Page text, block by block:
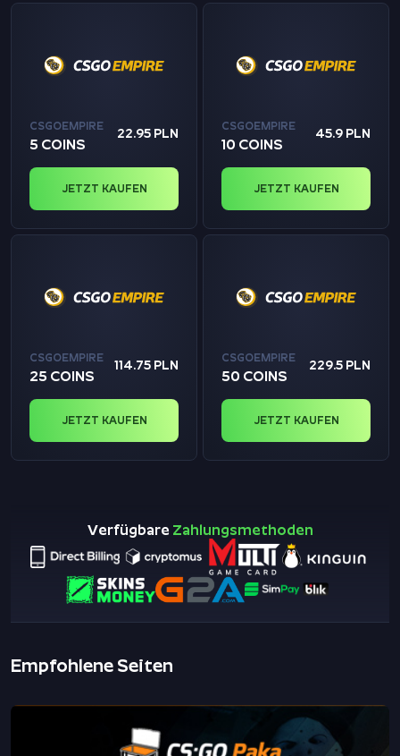
CSGOEMPIRE
5 COINS
22.95 PLN
JETZT KAUFEN
CSGOEMPIRE
10 COINS
45.9 PLN
JETZT KAUFEN
CSGOEMPIRE
25 COINS
114.75 PLN
JETZT KAUFEN
CSGOEMPIRE
50 COINS
229.5 PLN
JETZT KAUFEN
Verfügbare Zahlungsmethoden
Empfohlene Seiten